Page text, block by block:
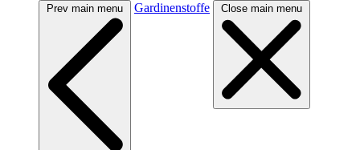
Prev main menu Gardinenstoffe Close main menu